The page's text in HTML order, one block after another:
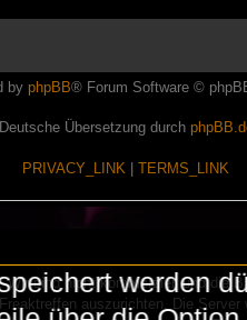
by phpBB® Forum Software ©
Deutsche Übersetzung durch
PRIVACY_LINK TERMS_LINK
sind nicht kommerziell und die
auszurichten. Die Server
werden